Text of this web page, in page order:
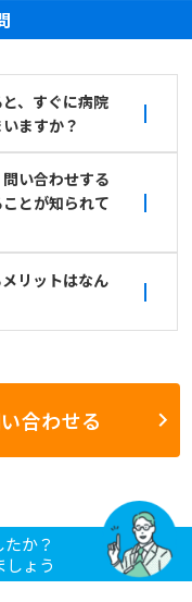
、すぐに病院
ますか？
い合わせする
とが知られて
リットはなん
合わせる
か？
ょう